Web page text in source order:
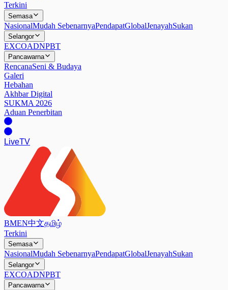
Terkini
Semasa
NasionalMudah SebenarnyaPendapatGlobalJenayahSukan
Selangor
EXCOADNPBT
Pancawarna
RencanaSeni & Budaya
Galeri
Hebahan
Akhbar Digital
SUKMA 2026
Aduan Penerbitan
LiveTV
BMEN中文தமிழ்
Terkini
Semasa
NasionalMudah SebenarnyaPendapatGlobalJenayahSukan
Selangor
EXCOADNPBT
Pancawarna